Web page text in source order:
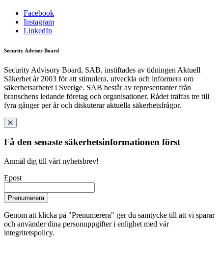
Facebook
Instagram
LinkedIn
Security Adviser Board
Security Advisory Board, SAB, instiftades av tidningen Aktuell
Säkerhet år 2003 för att stimulera, utveckla och informera om
säkerhetsarbetet i Sverige. SAB består av representanter från
branschens ledande företag och organisationer. Rådet träffas tre till
fyra gånger per år och diskuterar aktuella säkerhetsfrågor.
Få den senaste säkerhetsinformationen först
Anmäl dig till vårt nyhetsbrev!
Epost
Prenumerera
Genom att klicka på "Prenumerera" ger du samtycke till att vi sparar
och använder dina personuppgifter i enlighet med vår
integritetspolicy.